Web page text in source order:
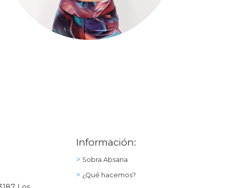
Información:
> Sobra Absana
> ¿Qué hacemos?